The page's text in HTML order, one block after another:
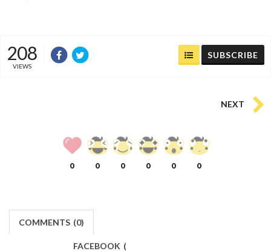
208
VIEWS
SUBSCRIBE
NEXT
0 0 0 0 0 0
COMMENTS (0)
FACEBOOK (